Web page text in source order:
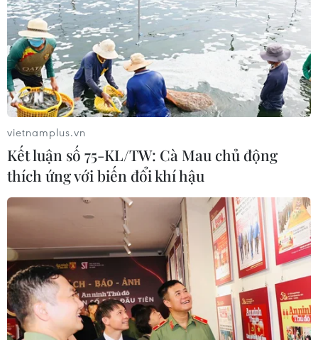
vietnamplus.vn
Kết luận số 75-KL/TW: Cà Mau chủ động
thích ứng với biến đổi khí hậu